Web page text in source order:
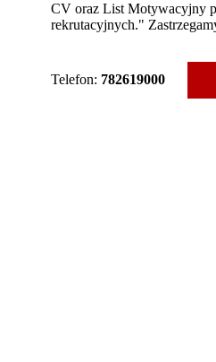
CV oraz List Motywacyjny
rekrutacyjnych."
Telefon: 782619000